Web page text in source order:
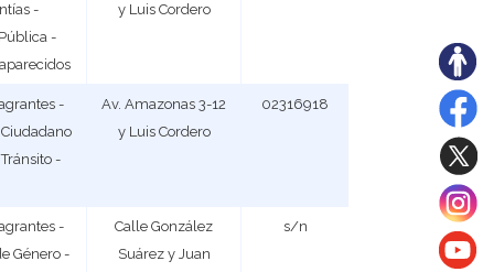
-
-
y Luis Cordero
-
-
Av. Amazonas 3-12
y Luis Cordero
02316918
-
Género -
Calle González
Suárez y Juan
s/n